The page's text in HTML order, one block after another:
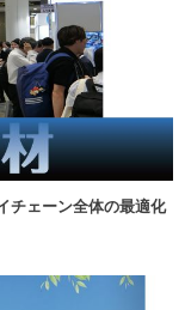
チェーン全体の最適化